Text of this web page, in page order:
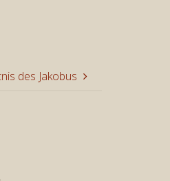
regeln.
des Jakobus